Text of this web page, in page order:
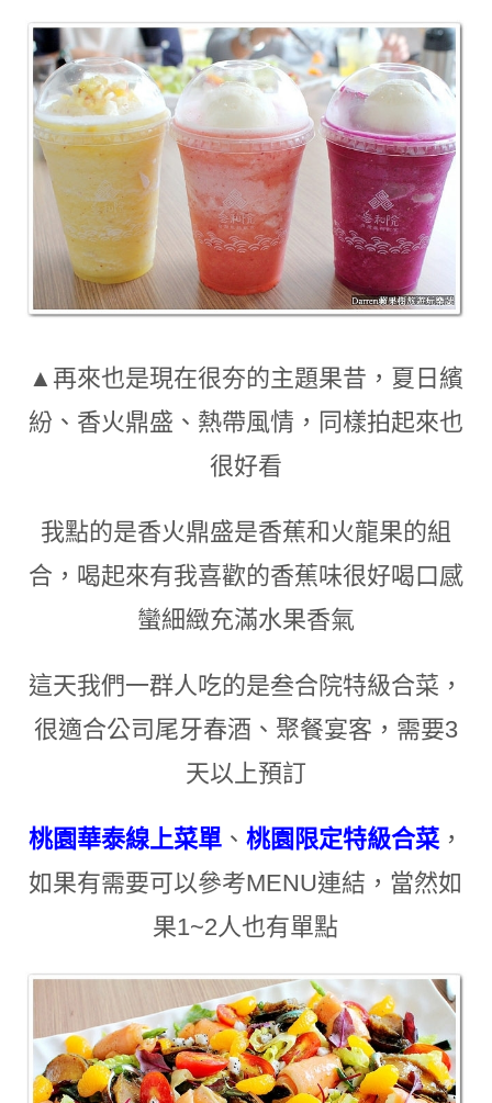
▲再來也是現在很夯的主題果昔 ， 夏日繽
紛、香火鼎盛、熱帶風情 ， 同樣拍起來也
很好看
我點的是香火鼎盛是香蕉和火龍果的組
合 ， 喝起來有我喜歡的香蕉味很好喝口感
蠻細緻充滿水果香氣
這天我們一群人吃的是叁合院特級合菜 ，
很適合公司尾牙春酒 、 聚餐宴客 ， 需要3
天以上預訂
桃園華泰線上菜單、 桃園限定特級合菜，
如果有需要可以參考MENU連結 ， 當然如
果1~2人也有單點